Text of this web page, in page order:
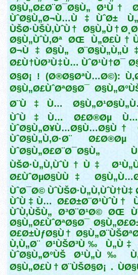
Ø§Ù„Ø£Ø¨Ø¯Ø§Ù„ Ø¹Ù†
ÙˆØ§Ù„Ø¬Ù…Ù‡ÙˆØ±
ÙŠØ·ÙŠÙ‚ÙˆÙ†
Ø§Ù„ÙˆÙ‚Øª ØŒ
Ø¬Ù‡Ø§Ù„
Ø£Ù†ÙØ³Ù‡Ù… ÙˆØ¹Ù†Ø¯
Ø§Ø¡ ! (Ø®Ø§ØªÙ…Ø©):
Ø§Ù„Ø£ÙˆØªØ§Ø¯
Ø¨Ù‡Ù…
ÙˆÙ‡Ù… Ø£Ø®Øµ
ÙˆØ§Ù„Ù‚Ø·Ø¨
ÙˆØ§Ù„Ø£Ø¨Ø¯Ø§Ù„
ÙŠØ·Ù„Ù‚ÙˆÙ†Ù‡
Ø£ÙˆØµØ§ÙÙ‡
ÙˆØ¯Ø©
ÙˆÙ‡Ù… Ø£Ø±Ø¨Ø¹ÙˆÙ†
ÙˆÙ‚ÙŠÙ„ Ø³Ø¨Ø¹Ø© ØŒ
Ø§Ù„Ø£ÙˆØªØ§Ø¯
Ø£Ø±ÙƒØ§Ù†
Ù‚Ù„Ø¨ Ø¹ÙŠØ³Ù‰
ÙˆØ§Ù„Ø°ÙŠ Ø¹Ù„Ù‰
Ø§Ù„Ø£Ù†Ø¨ÙŠØ§Ø¡ .